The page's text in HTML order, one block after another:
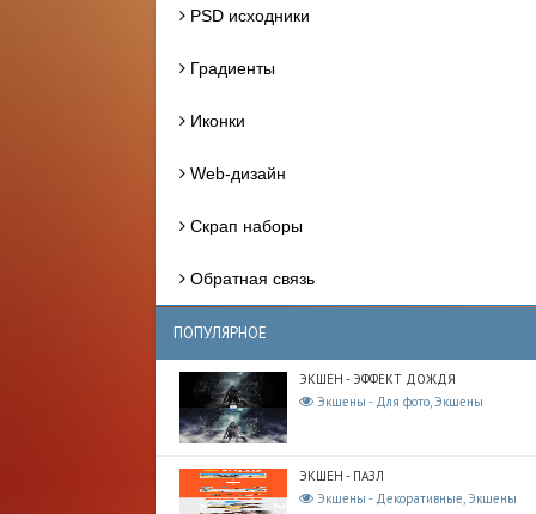
PSD исходники
Градиенты
Иконки
Web-дизайн
Скрап наборы
Обратная связь
ПОПУЛЯРНОЕ
ЭКШЕН - ЭФФЕКТ ДОЖДЯ
Экшены - Для фото, Экшены
ЭКШЕН - ПАЗЛ
Экшены - Декоративные, Экшены